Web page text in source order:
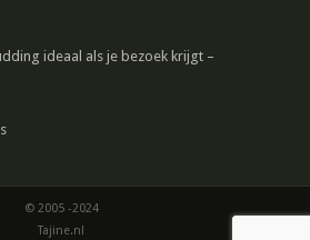
ideaal als je bezoek krijgt –
© 2005 -2024
Tajine.nl